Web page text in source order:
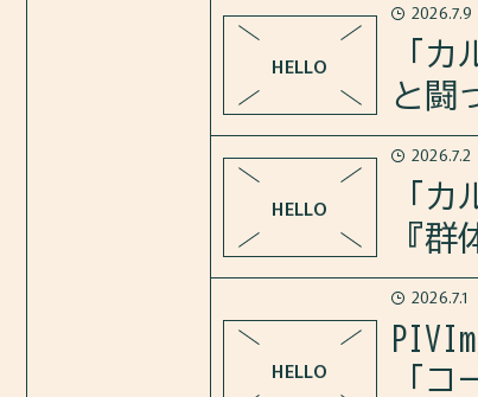
https://open.spotify.com/
m_source=copy-link
「PIVIm」で”市庁（シチ
ン）タットリタン本店
https://pivim.jp/
HELLO
2026.7.9
「
と闘
2026年7月9日のカルチャ
ました。
さらに、このドラマが愛
https://open.spotify.com/
HELLO
2026.7.2
「
『
2026年7月2日のカルチ
群体（グンチェ）』 を
HELLO
2026.7.1
「